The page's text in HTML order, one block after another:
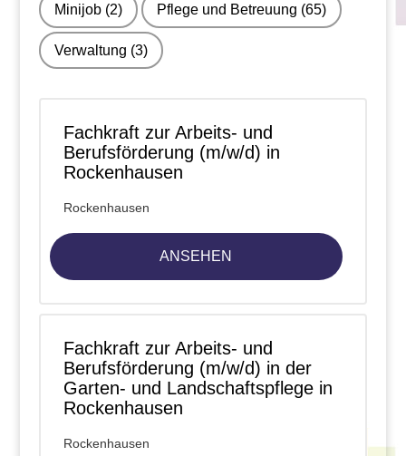
Minijob (2) Pflege und Betreuung (65)
Verwaltung (3)
Fachkraft zur Arbeits- und
Berufsförderung (m/w/d) in
Rockenhausen
Rockenhausen
ANSEHEN
Fachkraft zur Arbeits- und
Berufsförderung (m/w/d) in der
Garten- und Landschaftspflege in
Rockenhausen
Rockenhausen